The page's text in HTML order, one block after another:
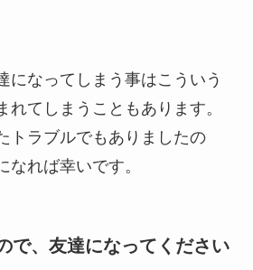
になってしまう事はこういう
れてしまうこともあります。
トラブルでもありましたの
なれば幸いです。
で、友達になってください